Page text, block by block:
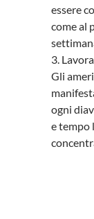
essere
come al
3.
Gli
ogni
e tempo